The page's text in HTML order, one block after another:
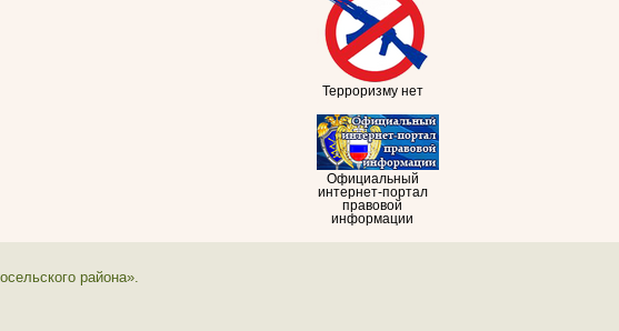
Терроризму нет
Официальный
интернет-портал
правовой
информации
района».